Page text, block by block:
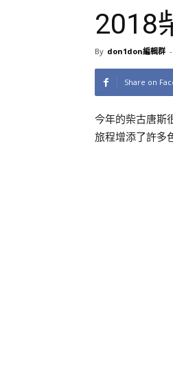
2018
By don1don編輯群 -
Share on
今年的柴古唐斯
旅程增添了許多